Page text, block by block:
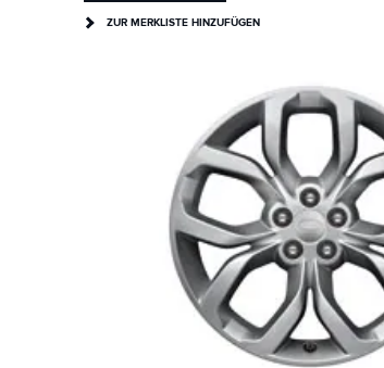
ZUR MERKLISTE HINZUFÜGEN